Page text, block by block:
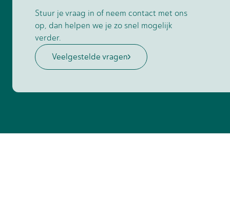
Stuur je vraag in of neem contact met ons
op, dan helpen we je zo snel mogelijk
verder.
Veelgestelde vragen